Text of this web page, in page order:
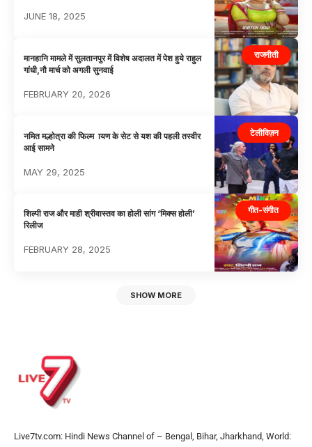
JUNE 18, 2025
राजनीती
मानहानि मामले में सुलतानपुर में विशेष अदालत में पेश हुये राहुल
गांधी,नौ मार्च को अगली सुनवाई
FEBRUARY 20, 2026
टेलीविज़न
नमित मल्होत्रा की फिल्म ायण के सेट से यश की पहली तस्वीर
आई सामने
MAY 29, 2025
गीत-संगीत
शिल्पी राज और माही श्रीवास्तव का होली सांग ‘मिक्स होली’
रिलीज
FEBRUARY 28, 2025
SHOW MORE
Live7tv.com: Hindi News Channel of – Bengal, Bihar, Jharkhand, World: